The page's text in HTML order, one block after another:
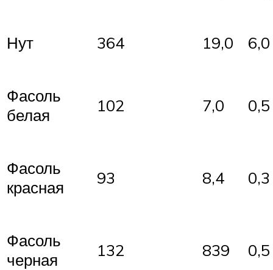
Нут 364 19,0 6,0
Фасоль
белая
102 7,0 0,5
Фасоль
красная
93 8,4 0,3
Фасоль
черная
132 839 0,5